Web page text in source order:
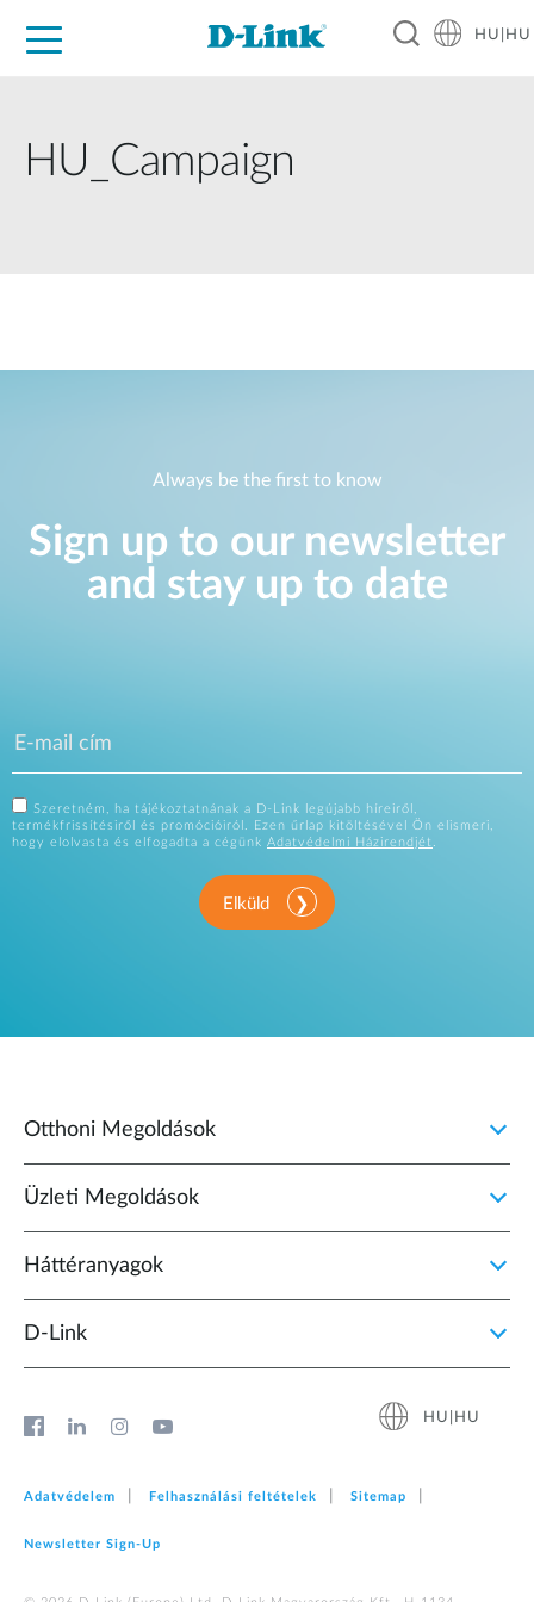
HU|HU
HU_Campaign
Always be the first to know
Sign up to our newsletter
and stay up to date
Szeretném, ha tájékoztatnának a D-Link legújabb híreiről,
termékfrissítésiről és promócióiról. Ezen űrlap kitöltésével Ön elismeri,
hogy elolvasta és elfogadta a cégünk Adatvédelmi Házirendjét.
Elküld
Otthoni Megoldások
Üzleti Megoldások
Háttéranyagok
D‑Link
HU|HU
Adatvédelem Felhasználási feltételek Sitemap
Newsletter Sign‑Up